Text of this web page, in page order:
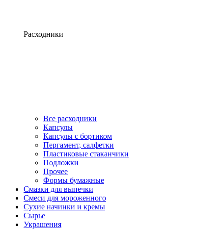
Расходники
Все расходники
Капсулы
Капсулы с бортиком
Пергамент, салфетки
Пластиковые стаканчики
Подложки
Прочее
Формы бумажные
Смазки для выпечки
Смеси для мороженного
Сухие начинки и кремы
Сырье
Украшения